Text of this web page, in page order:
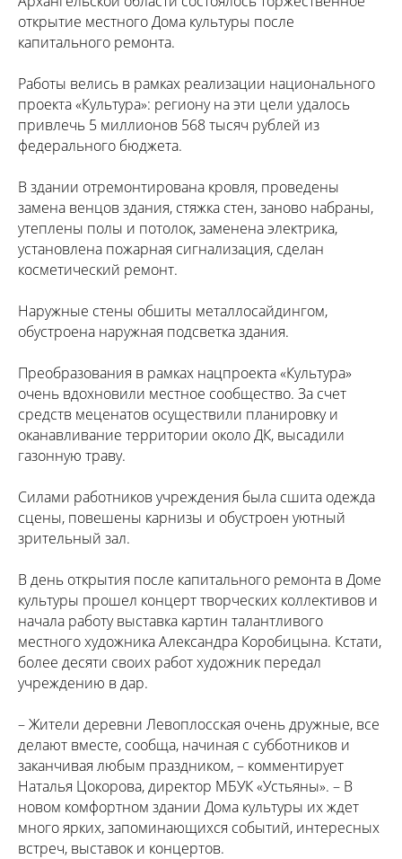
открытие местного Дома культуры после
капитального ремонта.
Работы велись в рамках реализации национального
проекта «Культура»: региону на эти цели удалось
привлечь 5 миллионов 568 тысяч рублей из
федерального бюджета.
В здании отремонтирована кровля, проведены
замена венцов здания, стяжка стен, заново набраны,
утеплены полы и потолок, заменена электрика,
установлена пожарная сигнализация, сделан
косметический ремонт.
Наружные стены обшиты металлосайдингом,
обустроена наружная подсветка здания.
Преобразования в рамках нацпроекта «Культура»
очень вдохновили местное сообщество. За счет
средств меценатов осуществили планировку и
оканавливание территории около ДК, высадили
газонную траву.
Силами работников учреждения была сшита одежда
сцены, повешены карнизы и обустроен уютный
зрительный зал.
В день открытия после капитального ремонта в Доме
культуры прошел концерт творческих коллективов и
начала работу выставка картин талантливого
местного художника Александра Коробицына. Кстати,
более десяти своих работ художник передал
учреждению в дар.
– Жители деревни Левоплосская очень дружные, все
делают вместе, сообща, начиная с субботников и
заканчивая любым праздником, – комментирует
Наталья Цокорова, директор МБУК «Устьяны». – В
новом комфортном здании Дома культуры их ждет
много ярких, запоминающихся событий, интересных
встреч, выставок и концертов.